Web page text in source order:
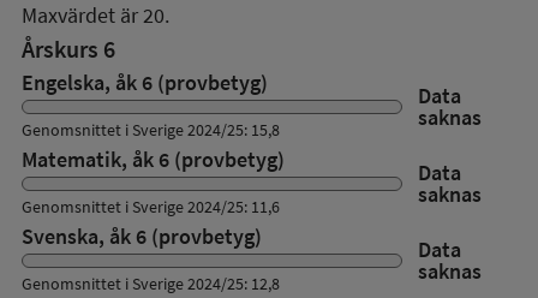
Maxvärdet är 20.
Årskurs 6
Engelska, åk 6 (provbetyg) Data
saknas
Genomsnittet i Sverige 2024/25: 15,8
Matematik, åk 6 (provbetyg) Data
saknas
Genomsnittet i Sverige 2024/25: 11,6
Svenska, åk 6 (provbetyg) Data
saknas
Genomsnittet i Sverige 2024/25: 12,8